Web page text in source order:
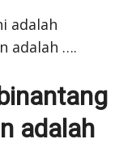
adalah
adalah ….
adalah